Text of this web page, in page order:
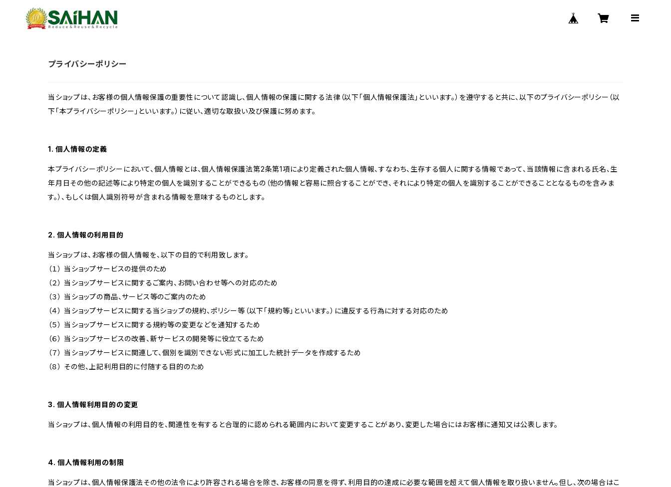
プライバシーポリシー
当ショップは、お客様の個人情報保護の重要性について認識し、個人情報の保護に関する法律（以下「個人情報保護法」といいます。）を遵守すると共に、以下のプライバシーポリシー（以
下「本プライバシーポリシー」といいます。）に従い、適切な取扱い及び保護に努めます。
1. 個人情報の定義
本プライバシーポリシーにおいて、個人情報とは、個人情報保護法第2条第1項により定義された個人情報、すなわち、生存する個人に関する情報であって、当該情報に含まれる氏名、生
年月日その他の記述等により特定の個人を識別することができるもの（他の情報と容易に照合することができ、それにより特定の個人を識別することができることとなるものを含みま
す。）、もしくは個人識別符号が含まれる情報を意味するものとします。
2. 個人情報の利用目的
当ショップは、お客様の個人情報を、以下の目的で利用致します。
（１） 当ショップサービスの提供のため
（２） 当ショップサービスに関するご案内、お問い合わせ等への対応のため
（３） 当ショップの商品、サービス等のご案内のため
（４） 当ショップサービスに関する当ショップの規約、ポリシー等（以下「規約等」といいます。）に違反する行為に対する対応のため
（５） 当ショップサービスに関する規約等の変更などを通知するため
（６） 当ショップサービスの改善、新サービスの開発等に役立てるため
（７） 当ショップサービスに関連して、個別を識別できない形式に加工した統計データを作成するため
（８） その他、上記利用目的に付随する目的のため
3. 個人情報利用目的の変更
当ショップは、個人情報の利用目的を、関連性を有すると合理的に認められる範囲内において変更することがあり、変更した場合にはお客様に通知又は公表します。
4. 個人情報利用の制限
当ショップは、個人情報保護法その他の法令により許容される場合を除き、お客様の同意を得ず、利用目的の達成に必要な範囲を超えて個人情報を取り扱いません。但し、次の場合はこ